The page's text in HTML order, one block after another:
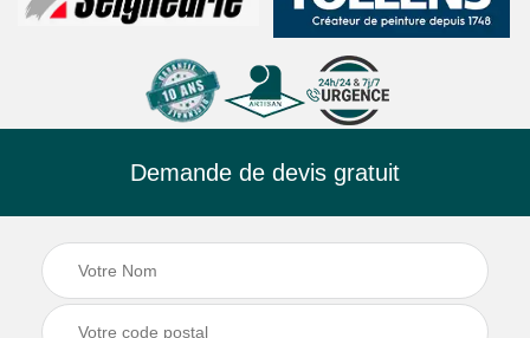
Demande de devis gratuit